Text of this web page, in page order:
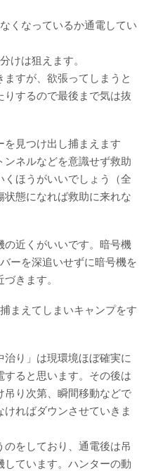
くなっているか通電してい
けは狙えます。
すが、欲張ってしまうと
するので最後まで気は抜
を見つけ出し捕まえます
ネルなどを意識せず救助
くほうがいいでしょう（全
態になれば救助に来れな
の近くがいいです。暗号機
ーを深追いせずに暗号機を
きます。
まえてしまいキャンプをす
り」は現環境ほぼ確実に
ると思います。その後は
吊り次第、瞬間移動などで
ればダウンさせていきま
のをしており、通電後は吊
しています。ハンターの動